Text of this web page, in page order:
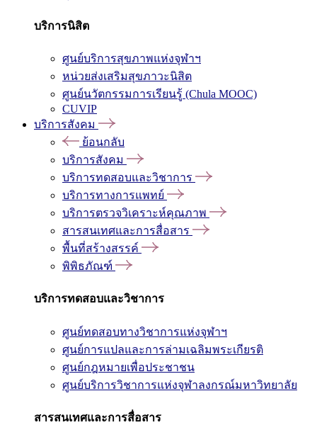
บริการนิสิต
ศูนย์บริการสุขภาพแห่งจุฬาฯ
หน่วยส่งเสริมสุขภาวะนิสิต
ศูนย์นวัตกรรมการเรียนรู้ (Chula MOOC)
CUVIP
บริการสังคม
ย้อนกลับ
บริการสังคม
บริการทดสอบและวิชาการ
บริการทางการแพทย์
บริการตรวจวิเคราะห์คุณภาพ
สารสนเทศและการสื่อสาร
พื้นที่สร้างสรรค์
พิพิธภัณฑ์
บริการทดสอบและวิชาการ
ศูนย์ทดสอบทางวิชาการแห่งจุฬาฯ
ศูนย์การแปลและการล่ามเฉลิมพระเกียรติ
ศูนย์กฎหมายเพื่อประชาชน
ศูนย์บริการวิชาการแห่งจุฬาลงกรณ์มหาวิทยาลัย
สารสนเทศและการสื่อสาร